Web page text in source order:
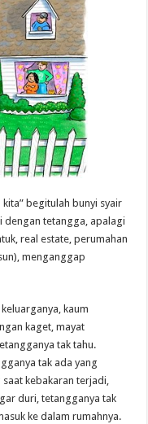
begitulah bunyi syair
dengan tetangga, apalagi
real estate, perumahan
menganggap
kaum
kaget, mayat
tak tahu.
tak ada yang
kebakaran terjadi,
duri, tetangganya tak
ke dalam rumahnya.